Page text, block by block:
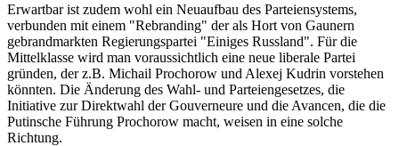
Erwartbar ist zudem wohl ein Neuaufbau des Parteiensystems,
verbunden mit einem "Rebranding" der als Hort von Gaunern
gebrandmarkten Regierungspartei "Einiges Russland". Für die
Mittelklasse wird man voraussichtlich eine neue liberale Partei
gründen, der z.B. Michail Prochorow und Alexej Kudrin vorstehen
könnten. Die Änderung des Wahl- und Parteiengesetzes, die
Initiative zur Direktwahl der Gouverneure und die Avancen, die die
Putinsche Führung Prochorow macht, weisen in eine solche
Richtung.